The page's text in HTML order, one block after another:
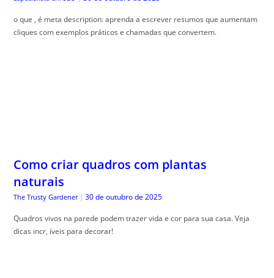
o que , é meta description: aprenda a escrever resumos que aumentam
cliques com exemplos práticos e chamadas que convertem.
Como criar quadros com plantas
naturais
The Trusty Gardener | 30 de outubro de 2025
Quadros vivos na parede podem trazer vida e cor para sua casa. Veja
dicas incr, íveis para decorar!